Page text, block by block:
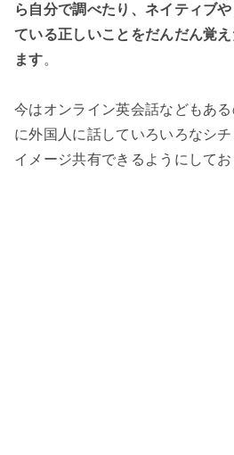
ら自分で調べたり、ネイティブ
ている正しいことをだんだん覚
ます。
今はオンライン英会話などもあ
に外国人に話していろいろなシ
イメージ共有できるようにしてお